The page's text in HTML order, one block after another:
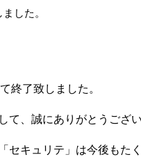
した。
終了致しました。
、誠にありがとうござい
セキュリテ」は今後もた